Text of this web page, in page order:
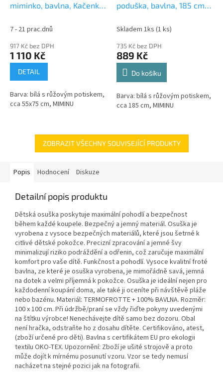
miminko, bavlna, Kačenky
7 - 21 prac.dnů
917 Kč bez DPH
1 110 Kč
DETAIL
Barva: bílá s růžovým potiskem,
cca 55x75 cm, MIMINU
poduška, bavlna, 185 cm,
růžová
Skladem 1ks (1 ks)
735 Kč bez DPH
889 Kč
Do košíku
Barva: bílá s růžovým potiskem,
cca 185 cm, MIMINU
ZOBRAZIT VŠECHNY SOUVISEJÍCÍ PRODUKTY
Popis Hodnocení Diskuze
Detailní popis produktu
Dětská osuška poskytuje maximální pohodlí a bezpečnost
během každé koupele. Bezpečný a jemný materiál. Osuška je
vyrobena z vysoce bezpečných materiálů, které jsou šetrné k
citlivé dětské pokožce. Precizní zpracování a jemné švy
minimalizují riziko podráždění a odřenin, což zaručuje maximální
komfort pro vaše dítě. Funkčnost a pohodlí. Vysoce kvalitní froté
bavlna, ze které je osuška vyrobena, je mimořádně savá, jemná
na dotek a velmi příjemná k pokožce. Osuška je ideální nejen pro
každodenní koupání doma, ale také ji oceníte při návštěvě pláže
nebo bazénu. Materiál: TERMOFROTTE + 100% BAVLNA. Rozměr:
100 x 100 cm. Při údržbě/praní se vždy řiďte pokyny uvedenými
na štítku výrobce! Nenechávejte dítě samo bez dozoru. Obal
není hračka, odstraňte ho z dosahu dítěte. Certifikováno, atest,
(zboží určené pro děti). Bavlna s certifikátem EU pro ekologii
textilu OKO-TEX. Upozornění: Zboží je ušité strojově a proto
může dojít k mírnému posunutí vzoru. Vzor se tedy nemusí
nacházet na stejné pozici jak na fotografii.